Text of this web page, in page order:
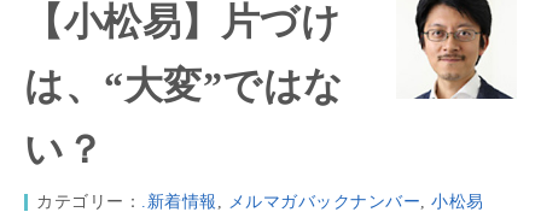
【小松易】片づけ
は、“大変”ではな
い？
カテゴリー： .新着情報 , メルマガバックナンバー, 小松易